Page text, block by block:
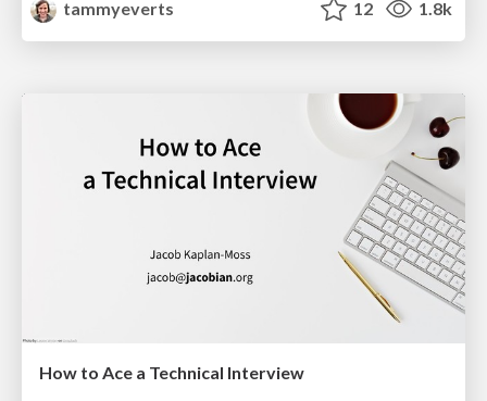
tammyeverts
12 1.8k
How to Ace a Technical Interview